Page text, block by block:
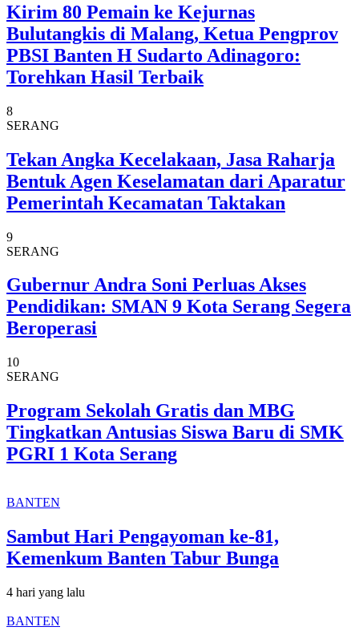
Kirim 80 Pemain ke Kejurnas
Bulutangkis di Malang, Ketua Pengprov
PBSI Banten H Sudarto Adinagoro:
Torehkan Hasil Terbaik
8
SERANG
Tekan Angka Kecelakaan, Jasa Raharja
Bentuk Agen Keselamatan dari Aparatur
Pemerintah Kecamatan Taktakan
9
SERANG
Gubernur Andra Soni Perluas Akses
Pendidikan: SMAN 9 Kota Serang Segera
Beroperasi
10
SERANG
Program Sekolah Gratis dan MBG
Tingkatkan Antusias Siswa Baru di SMK
PGRI 1 Kota Serang
BANTEN
Sambut Hari Pengayoman ke-81,
Kemenkum Banten Tabur Bunga
4 hari yang lalu
BANTEN